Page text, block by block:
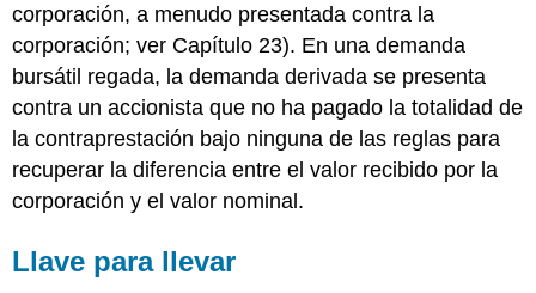
corporación, a menudo presentada contra la
corporación; ver Capítulo 23). En una demanda
bursátil regada, la demanda derivada se presenta
contra un accionista que no ha pagado la totalidad de
la contraprestación bajo ninguna de las reglas para
recuperar la diferencia entre el valor recibido por la
corporación y el valor nominal.
Llave para llevar